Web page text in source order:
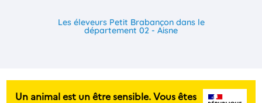
Les éleveurs Petit Brabançon dans le
département 02 - Aisne
Un animal est un être sensible. Vous êtes